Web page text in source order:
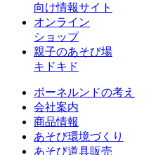
向け情報サイト
オンライン
ショップ
親子のあそび場
キドキド
ボーネルンドの考え
会社案内
商品情報
あそび環境づくり
あそび道具販売